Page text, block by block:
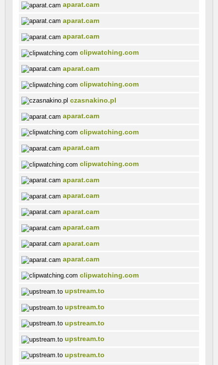
aparat.cam
aparat.cam
aparat.cam
clipwatching.com
aparat.cam
clipwatching.com
czasnakino.pl
aparat.cam
clipwatching.com
aparat.cam
clipwatching.com
aparat.cam
aparat.cam
aparat.cam
aparat.cam
aparat.cam
aparat.cam
clipwatching.com
upstream.to
upstream.to
upstream.to
upstream.to
upstream.to